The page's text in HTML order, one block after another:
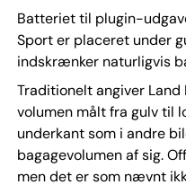
Batteriet til plugin-
Sport er placeret under
indskrænker naturligvis
Traditionelt angiver
volumen målt fra gulv til
underkant som i andre
bagagevolumen af sig.
men det er som nævnt